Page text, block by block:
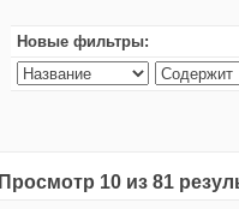
Новые фильтры:
Просмотр 10 из 81